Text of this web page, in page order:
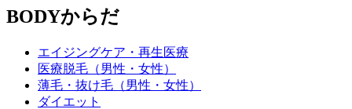
BODYからだ
エイジングケア・再生医療
医療脱毛（男性・女性）
薄毛・抜け毛（男性・女性）
ダイエット